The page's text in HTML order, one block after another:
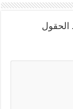
الحقول